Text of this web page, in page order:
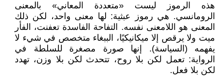
هذه الرموز ليست «متعددة المعاني» بالمعنى
الرومانسي. هي رموز عبثية: لها معنى واحد، لكن ذلك
المعنى هو اللامعنى نفسه. التفاحة الفاسدة تعفنت، الفأر
ميت ولا يرقص إلا ميكانيكيًا، الببغاء متخصص في شيء لا
يفهمه (السياسة). إنها صورة مصغرة للسلطة في
الرواية: تعمل لكن بلا روح، تتحدث لكن بلا وزن، تهدد
لكن بلا فعل.